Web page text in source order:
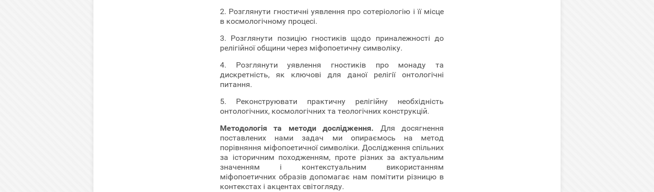
2. Розглянути гностичні уявлення про сотеріологію і її місце
в космологічному процесі.
3. Розглянути позицію гностиків щодо приналежності до
релігійної общини через міфопоетичну символіку.
4. Розглянути уявлення гностиків про монаду та
дискретність, як ключові для даної релігії онтологічні
питання.
5. Реконструювати практичну релігійну необхідність
онтологічних, космологічних та теологічних конструкцій.
Методологія та методи дослідження. Для досягнення
поставлених нами задач ми опираємось на метод
порівняння міфопоетичної символіки. Дослідження спільних
за історичним походженням, проте різних за актуальним
значенням і контекстуальним використанням
міфопоетичних образів допомагає нам помітити різницю в
контекстах і акцентах світогляду.